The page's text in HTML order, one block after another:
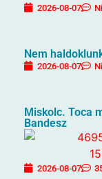
2026-08-07
Nem
2026-08-07
Miskolc. Toca
Bandesz
2026-08-07